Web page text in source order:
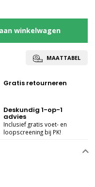
winkelwagen
MAATTABEL
Gratis retourneren
Deskundig 1-op-1
advies
Inclusief gratis voet- en
loopscreening bij PK!